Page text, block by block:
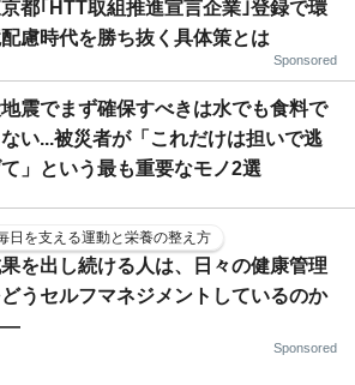
都｢HTT取組推進宣言企業｣登録で環
慮時代を勝ち抜く具体策とは
Sponsored
震でまず確保すべきは水でも食料で
ない...被災者が「これだけは担いで逃
」という最も重要なモノ2選
日を支える運動と栄養の整え方
を出し続ける人は、日々の健康管理
うセルフマネジメントしているのか
Sponsored